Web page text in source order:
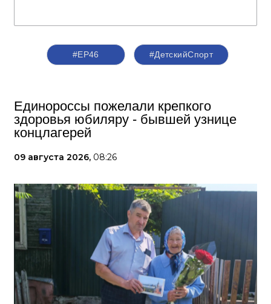
#ЕР46 #ДетскийСпорт
Единороссы пожелали крепкого
здоровья юбиляру - бывшей узнице
концлагерей
09 августа 2026, 08:26